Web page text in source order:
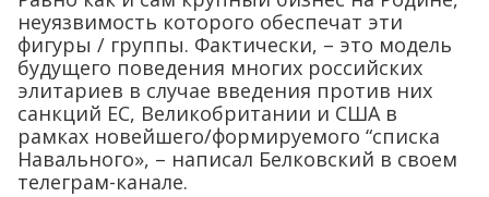
неуязвимость которого обеспечат эти
фигуры / группы. Фактически, – это модель
будущего поведения многих российских
элитариев в случае введения против них
санкций ЕС, Великобритании и США в
рамках новейшего/формируемого “списка
Навального», – написал Белковский в своем
телеграм-канале.